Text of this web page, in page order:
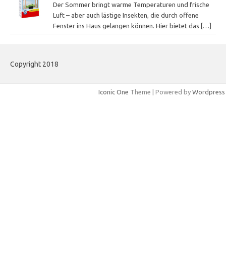
Der Sommer bringt warme Temperaturen und frische
Luft – aber auch lästige Insekten, die durch offene
Fenster ins Haus gelangen können. Hier bietet das
[…]
Copyright 2018
Iconic One Theme | Powered by Wordpress